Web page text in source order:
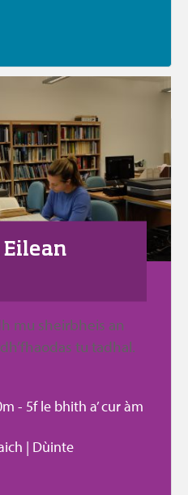
Eilean
mu sheirbheis an
tu tadhal.
- 5f le bhith a’ cur àm
| Dùinte